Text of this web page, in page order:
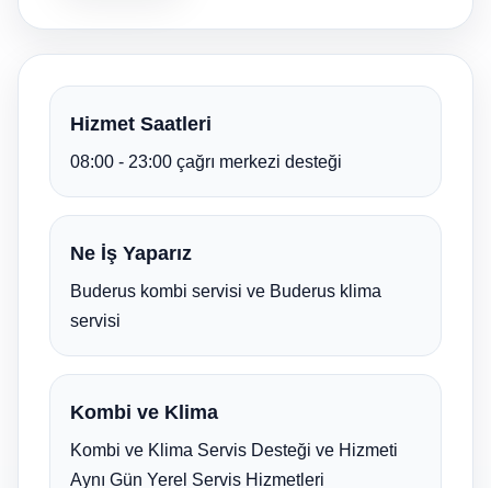
Hizmet Saatleri
08:00 - 23:00 çağrı merkezi desteği
Ne İş Yaparız
Buderus kombi servisi ve Buderus klima
servisi
Kombi ve Klima
Kombi ve Klima Servis Desteği ve Hizmeti
Aynı Gün Yerel Servis Hizmetleri